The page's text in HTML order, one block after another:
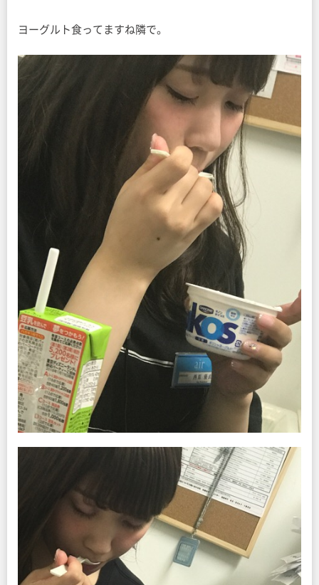
ヨーグルト食ってますね隣で。